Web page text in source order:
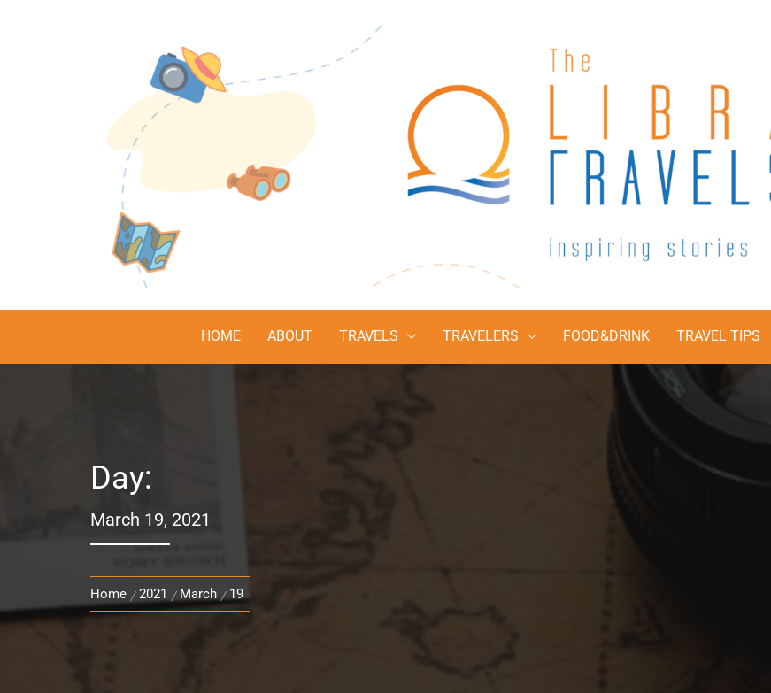
The Libra Travels
HOME ABOUT TRAVELS TRAVELERS FOOD&DRINK TRAVEL TIPS
Day:
March 19, 2021
Home 2021 March 19